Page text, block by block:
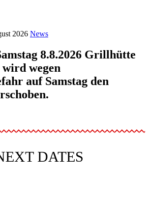
2026 News
8.8.2026 Grillhütte
wegen
auf Samstag den
DATES